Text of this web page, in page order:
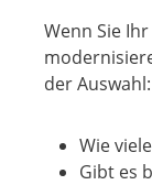
Wenn Sie
der Auswahl:
Wie
Gibt es